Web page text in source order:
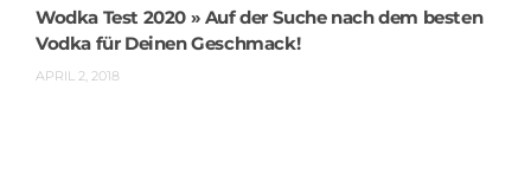
Wodka Test 2020 » Auf der Suche nach dem besten
Vodka für Deinen Geschmack!
APRIL 2, 2018